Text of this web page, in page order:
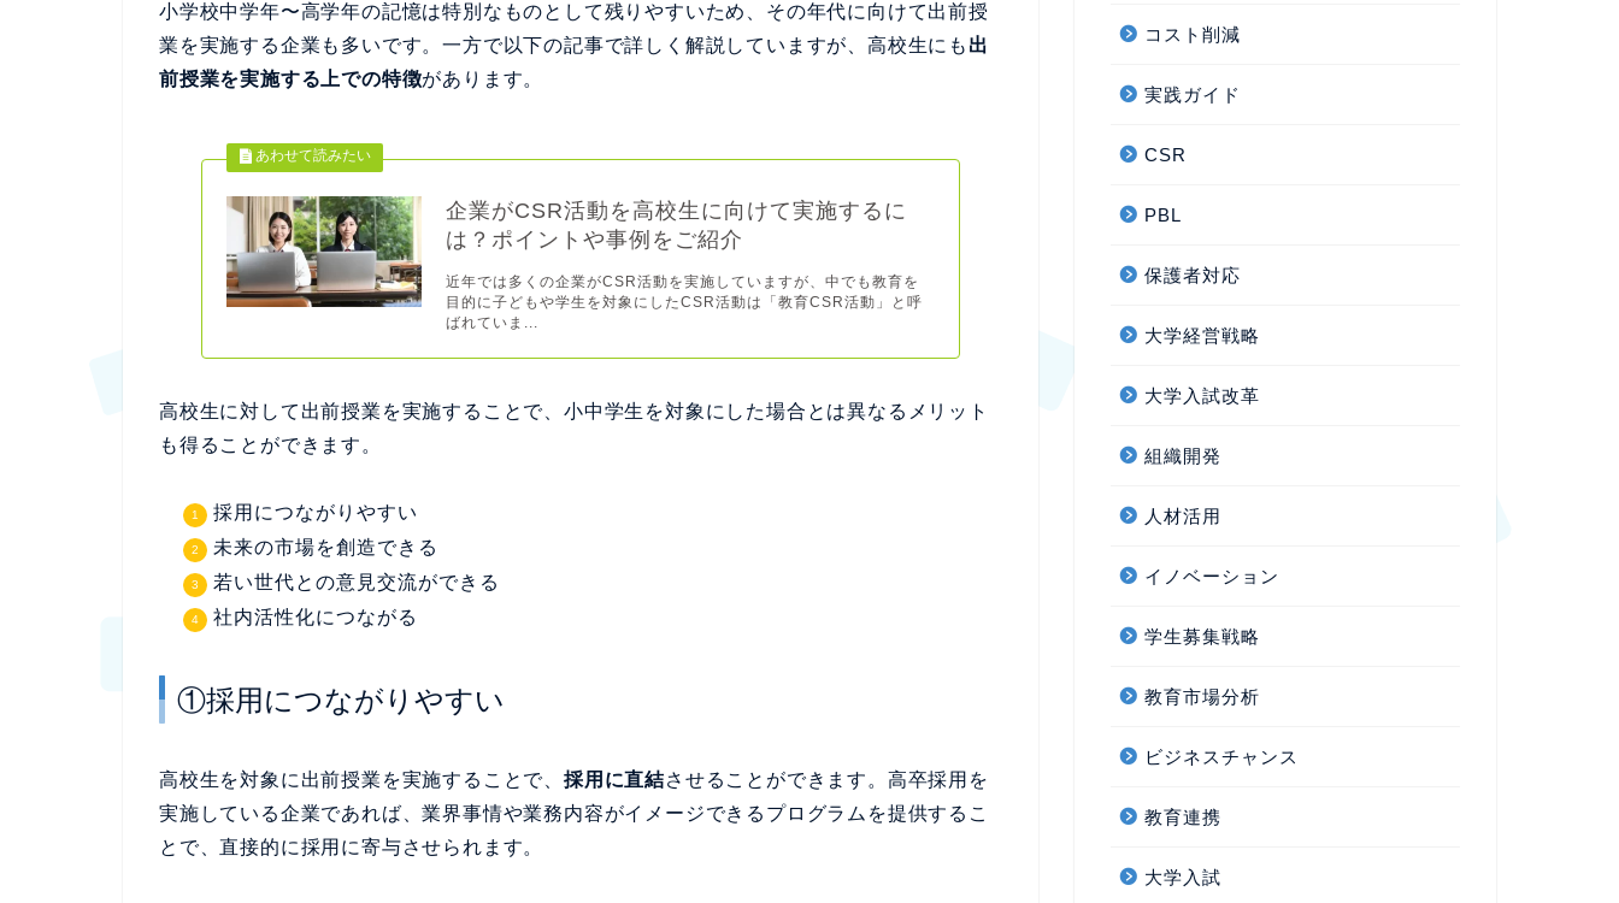
小学校中学年〜高学年の記憶は特別なものとして残りやすいため、その年代に向けて出前授
業を実施する企業も多いです。一方で以下の記事で詳しく解説していますが、高校生にも 出
前授業を実施する上での特徴があります。
企業がCSR活動を高校生に向けて実施するに
は？ポイントや事例をご紹介
近年では多くの企業がCSR活動を実施していますが、中でも教育を
目的に子どもや学生を対象にしたCSR活動は「教育CSR活動」と呼
ばれていま...
高校生に対して出前授業を実施することで、小中学生を対象にした場合とは異なるメリット
も得ることができます。
採用につながりやすい
未来の市場を創造できる
若い世代との意見交流ができる
社内活性化につながる
①採用につながりやすい
高校生を対象に出前授業を実施することで、 採用に直結させることができます。高卒採用を
実施している企業であれば、業界事情や業務内容がイメージできるプログラムを提供するこ
とで、直接的に採用に寄与させられます。
コスト削減
実践ガイド
CSR
PBL
保護者対応
大学経営戦略
大学入試改革
組織開発
人材活用
イノベーション
学生募集戦略
教育市場分析
ビジネスチャンス
教育連携
大学入試